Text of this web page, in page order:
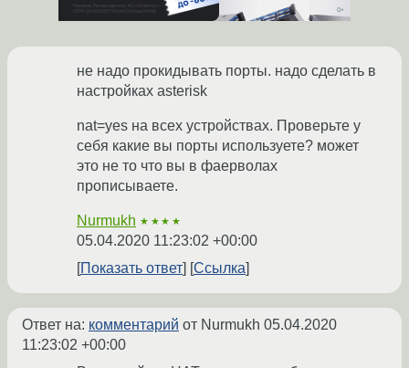
не надо прокидывать порты. надо сделать в
настройках asterisk
nat=yes на всех устройствах. Проверьте у
себя какие вы порты используете? может
это не то что вы в фаерволах
прописываете.
Nurmukh ★★★★
05.04.2020 11:23:02 +00:00
Показать ответ
Ссылка
Ответ на: комментарий от Nurmukh 05.04.2020
11:23:02 +00:00